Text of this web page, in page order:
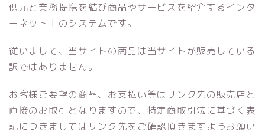
供元と業務提携を結び商品やサービスを紹介するインタ
ーネット上のシステムです。
従いまして、当サイトの商品は当サイトが販売している
訳ではありません。
お客様ご要望の商品、お支払い等はリンク先の販売店と
直接のお取引となりますので、特定商取引法に基づく表
記につきましてはリンク先をご確認頂きますようお願い